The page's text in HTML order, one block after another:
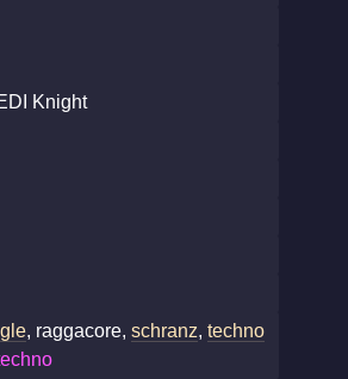
Knight
, raggacore,schranz,techno